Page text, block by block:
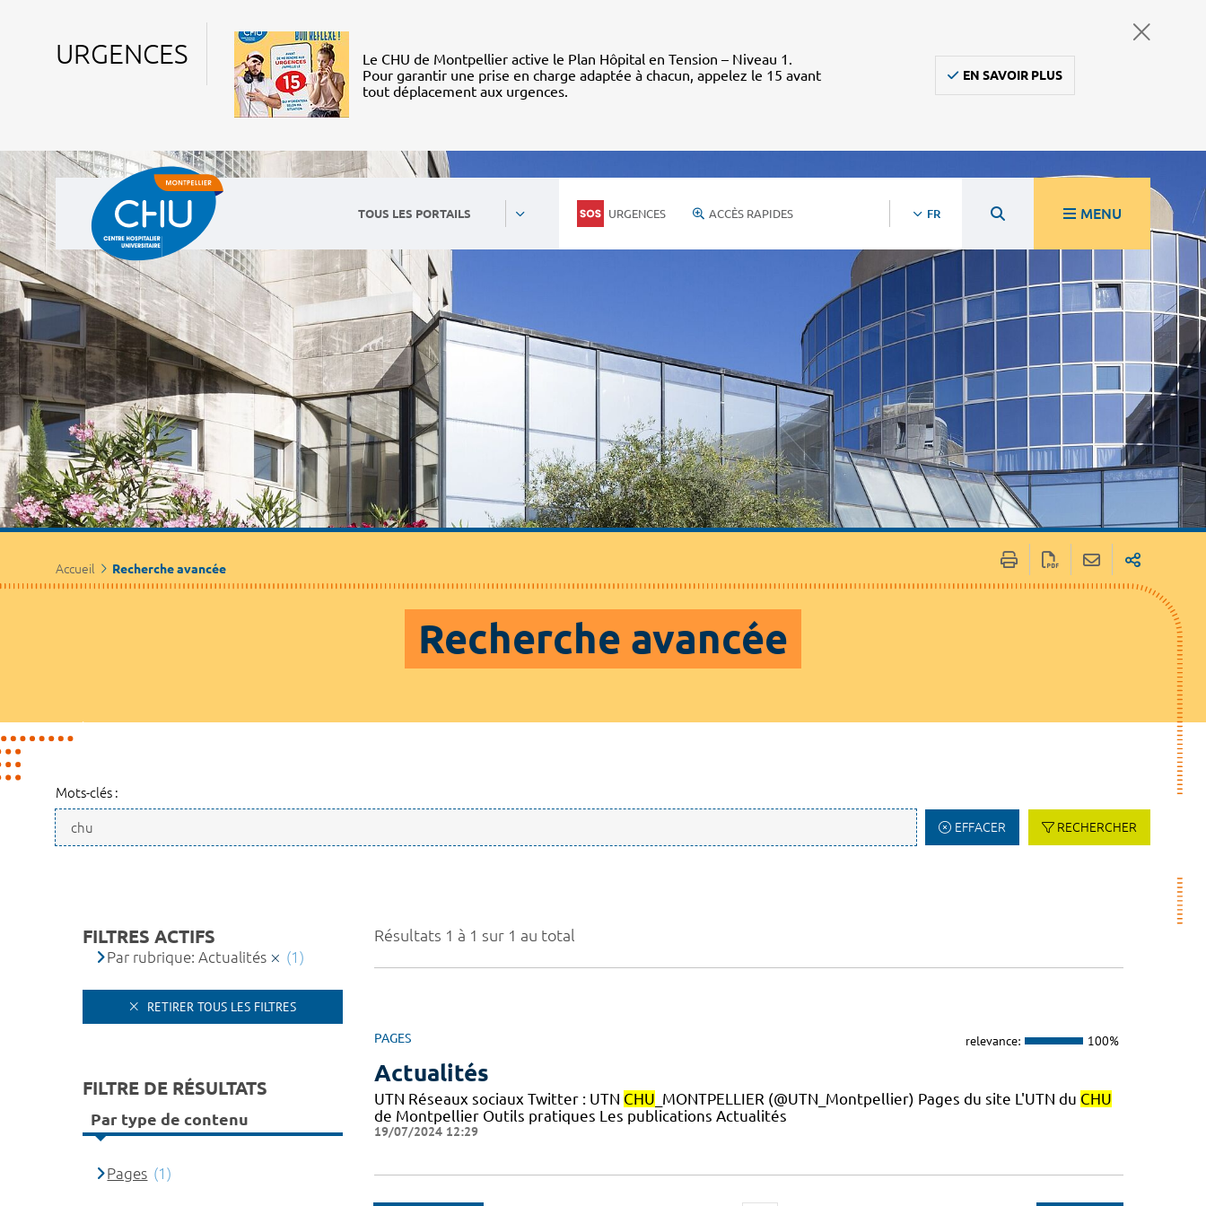
URGENCES
Le CHU de Montpellier active le Plan Hôpital en Tension – Niveau 1.
Pour garantir une prise en charge adaptée à chacun, appelez le 15 avant
tout déplacement aux urgences.
EN SAVOIR PLUS
TOUS LES PORTAILS URGENCES ACCÈS RAPIDES FR MENU
Accueil Recherche avancée
Recherche avancée
Mots-clés :
EFFACER RECHERCHER
Résultats 1 à 1 sur 1 au total
PAGES relevance: 100%
Actualités
UTN Réseaux sociaux Twitter : UTN CHU _MONTPELLIER (@UTN_Montpellier) Pages du site L'UTN du CHU
de Montpellier Outils pratiques Les publications Actualités
19/07/2024 12:29
FILTRES ACTIFS
Par rubrique: Actualités (1)
RETIRER TOUS LES FILTRES
FILTRE DE RÉSULTATS
Par type de contenu
Pages (1)